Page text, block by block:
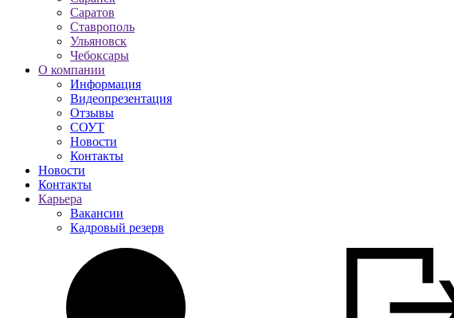
Саратов
Ставрополь
Ульяновск
Чебоксары
О компании
Информация
Видеопрезентация
Отзывы
СОУТ
Новости
Контакты
Новости
Контакты
Карьера
Вакансии
Кадровый резерв